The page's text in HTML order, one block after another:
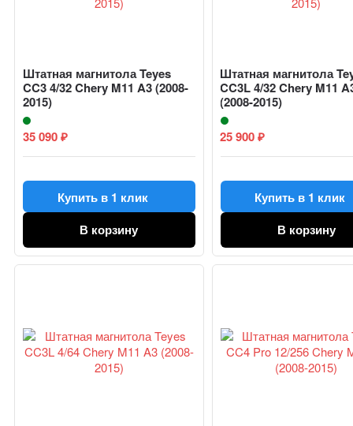
Штатная магнитола Teyes
CC3 4/32 Chery M11 A3 (2008-
2015)
35 090₽
Купить в 1 клик
В корзину
Штатная магнитола
CC3L 4/32 Chery M11
(2008-2015)
25 900₽
Купить в 1 клик
В корзину